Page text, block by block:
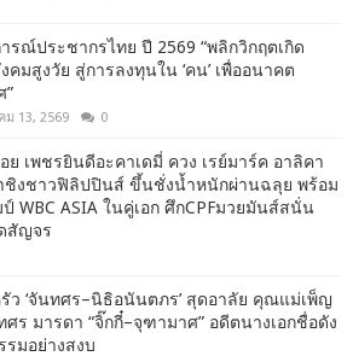
รณ์ประชากรไทย ปี 2569 “พลิกวิกฤตเกิด
คมสูงวัย สู่การลงทุนใน ‘คน’ เพื่ออนาคต
”
ม 13, 2569 0
ย เพชรยินดีอะคาเดมี่ ควง เรย์มาร์ค อาลิคา
ชิงชาวฟิลิปปินส์ ขึ้นชั่งน้ำหนักผ่านฉลุย พร้อม
WBC ASIA ในคู่เอก ศึกCPFมวยมันส์สนั่น
สัญจร
ว ‘จันทศร–นิธิอนันตภร’ สุดอาลัย คุณแม่เพ็ญ
ร มารดา “จิ๊กกี๋–จุฑามาศ” อดีตนางเอกชื่อดัง
รมอย่างสงบ